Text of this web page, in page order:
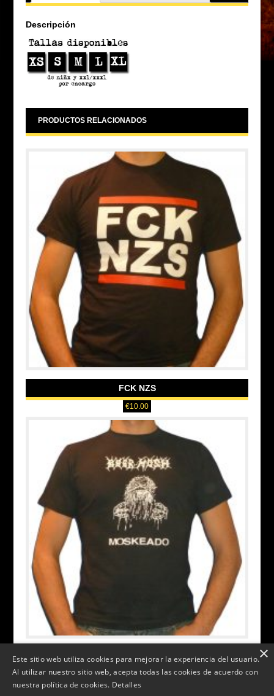
Descripción
PRODUCTOS RELACIONADOS
FCK NZS
€10.00
BEER MOSH – MOSKEADO
€10.00
Este sitio web utiliza cookies para mejorar la experiencia del usuario.
Al utilizar nuestro sitio web, acepta todas las cookies de acuerdo con
nuestra política de cookies. Detalles
×